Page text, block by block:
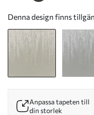
Denna design finns
Anpassa tapeten till
din storlek